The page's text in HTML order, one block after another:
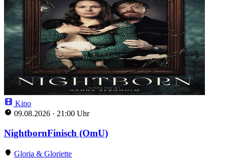
Kino
09.08.2026 · 21:00 Uhr
NightbornFinisch (OmU)
Gloria & Gloriette